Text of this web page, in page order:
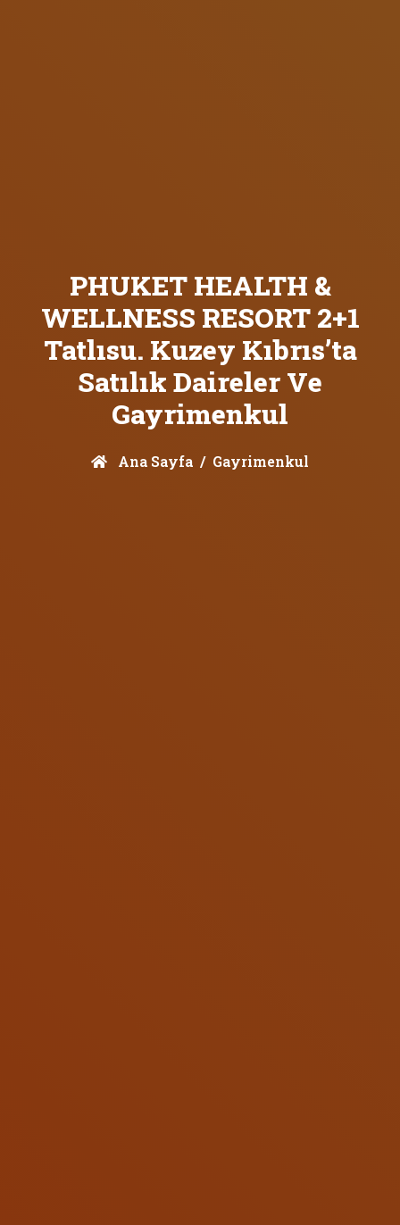
PHUKET HEALTH &
WELLNESS RESORT 2+1
Tatlısu. Kuzey Kıbrıs’ta
Satılık Daireler Ve
Gayrimenkul
Ana Sayfa Gayrimenkul